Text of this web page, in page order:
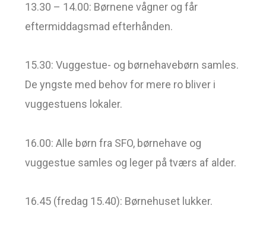
13.30 – 14.00: Børnene vågner og får
eftermiddagsmad efterhånden.
15.30: Vuggestue- og børnehavebørn samles.
De yngste med behov for mere ro bliver i
vuggestuens lokaler.
16.00: Alle børn fra SFO, børnehave og
vuggestue samles og leger på tværs af alder.
16.45 (fredag 15.40): Børnehuset lukker.